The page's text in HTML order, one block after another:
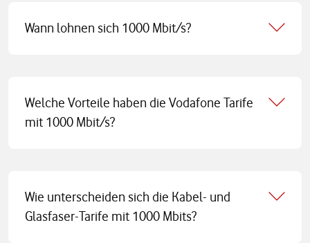
Wann lohnen sich 1000 Mbit/s?
Welche Vorteile haben die Vodafone Tarife
mit 1000 Mbit/s?
Wie unterscheiden sich die Kabel- und
Glasfaser-Tarife mit 1000 Mbits?